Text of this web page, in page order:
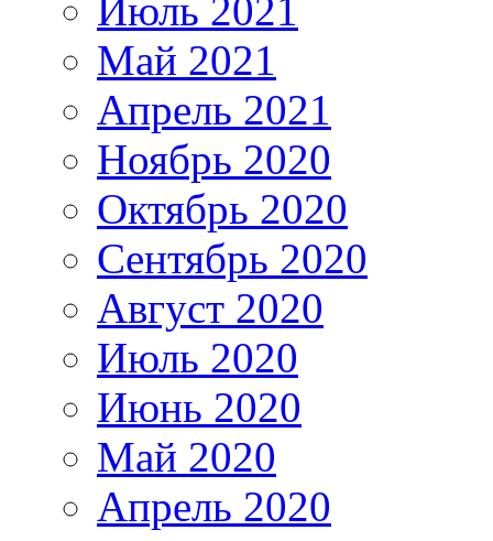
Июль 2021
Май 2021
Апрель 2021
Ноябрь 2020
Октябрь 2020
Сентябрь 2020
Август 2020
Июль 2020
Июнь 2020
Май 2020
Апрель 2020